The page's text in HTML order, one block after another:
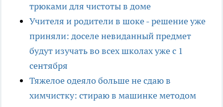
трюками для чистоты в доме
Учителя и родители в шоке - решение уже
приняли: доселе невиданный предмет
будут изучать во всех школах уже с 1
сентября
Тяжелое одеяло больше не сдаю в
химчистку: стираю в машинке методом